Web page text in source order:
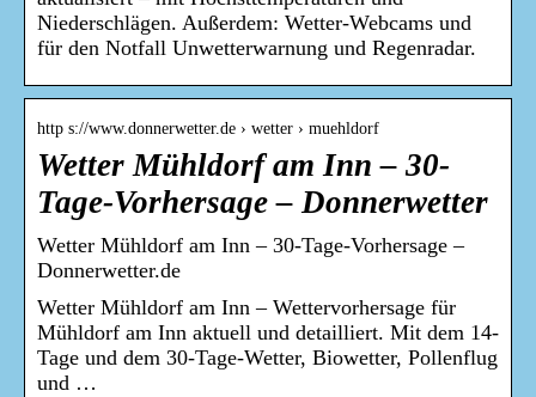
Niederschlägen. Außerdem: Wetter-Webcams und
für den Notfall Unwetterwarnung und Regenradar.
http s://www.donnerwetter.de › wetter › muehldorf
Wetter Mühldorf am Inn – 30-
Tage-Vorhersage – Donnerwetter
Wetter Mühldorf am Inn – 30-Tage-Vorhersage –
Donnerwetter.de
Wetter Mühldorf am Inn – Wettervorhersage für
Mühldorf am Inn aktuell und detailliert. Mit dem 14-
Tage und dem 30-Tage-Wetter, Biowetter, Pollenflug
und …